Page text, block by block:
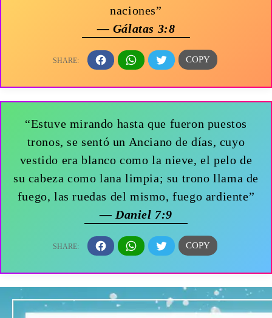
naciones”
— Gálatas 3:8
“Estuve mirando hasta que fueron puestos
tronos, se sentó un Anciano de días, cuyo
vestido era blanco como la nieve, el pelo de
su cabeza como lana limpia; su trono llama de
fuego, las ruedas del mismo, fuego ardiente”
— Daniel 7:9